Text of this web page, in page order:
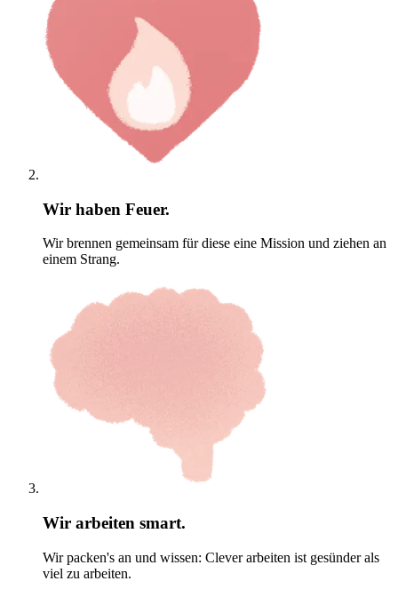
Wir haben Feuer.
Wir brennen gemeinsam für diese eine Mission und ziehen an
einem Strang.
Wir arbeiten smart.
Wir packen's an und wissen: Clever arbeiten ist gesünder als
viel zu arbeiten.